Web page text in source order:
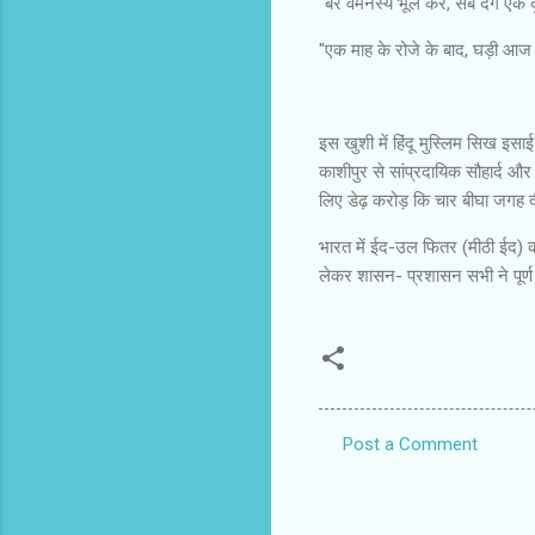
"एक माह के रोजे के बाद, घड़ी
इस खुशी में हिंदू मुस्लिम सिख इसाई
काशीपुर से सांप्रदायिक सौहार्द
लिए डेढ़ करोड़ कि चार बीघा
भारत में ईद-उल फितर (मीठी ईद)
लेकर शासन- प्रशासन सभी ने पूर्ण
Post a Comment